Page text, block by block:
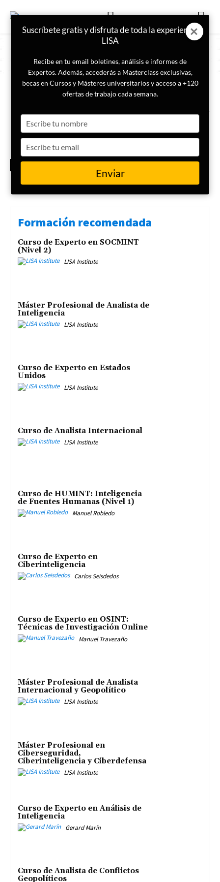
ETIQUETA
Gran apagón
INFRAESTRUCTURAS
¿Es posible que se produzca un
gran apagón en España?
Formación recomendada
Curso de Experto en SOCMINT
(Nivel 2)
LISA Institute
Máster Profesional de Analista de
Inteligencia
LISA Institute
Curso de Experto en Estados
Unidos
LISA Institute
Curso de Analista Internacional
LISA Institute
Curso de HUMINT: Inteligencia
de Fuentes Humanas (Nivel 1)
Manuel Robledo
Curso de Experto en
Ciberinteligencia
Carlos Seisdedos
Curso de Experto en OSINT:
Técnicas de Investigación Online
Manuel Travezaño
Máster Profesional de Analista
Internacional y Geopolítico
LISA Institute
Máster Profesional en
Ciberseguridad,
Ciberinteligencia y Ciberdefensa
LISA Institute
Curso de Experto en Análisis de
Inteligencia
Gerard Marín
Curso de Analista de Conflictos
Geopolíticos
Suscríbete gratis y disfruta de toda la experiencia
LISA
Recibe en tu email boletines, análisis e informes de
Expertos. Además, accederás a Masterclass exclusivas,
becas en Cursos y Másteres universitarios y acceso a +120
ofertas de trabajo cada semana.
your
name
your
email
Enviar